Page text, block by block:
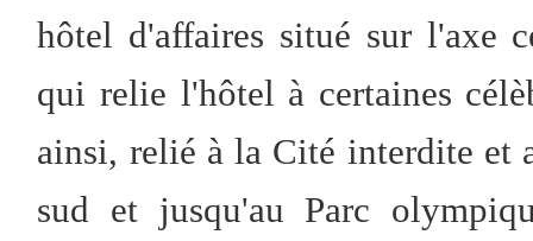
hôtel d'affaires situé sur l'axe
qui relie l'hôtel à certaines
ainsi, relié à la Cité interdite et
sud et jusqu'au Parc